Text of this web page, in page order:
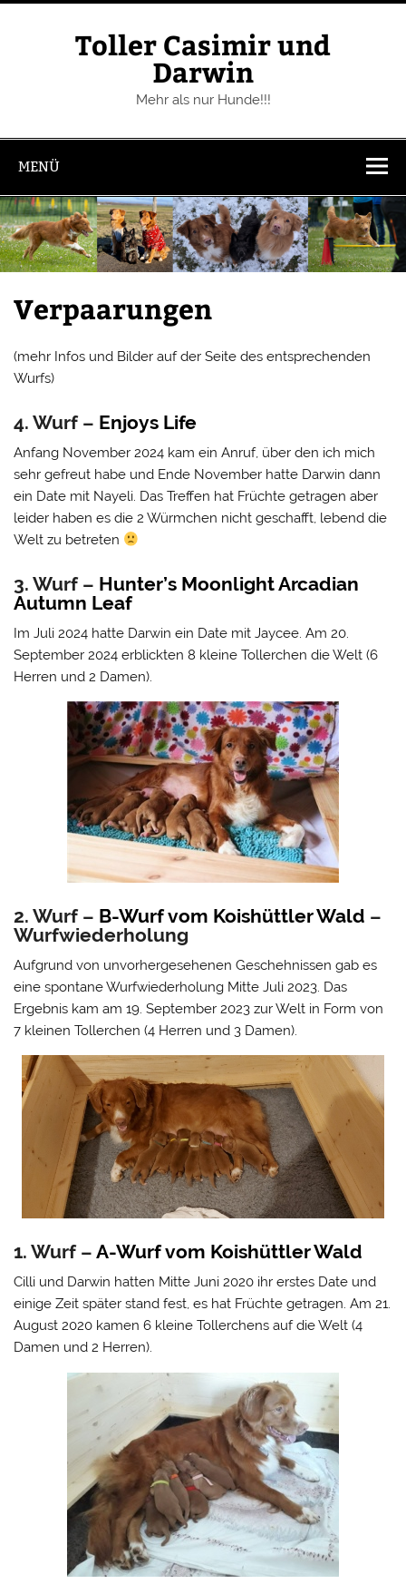
Zum
Toller Casimir und
Darwin
Mehr als nur Hunde!!!
MENÜ
Verpaarungen
(mehr Infos und Bilder auf der Seite des entsprechenden
Wurfs)
4. Wurf – Enjoys Life
Anfang November 2024 kam ein Anruf, über den ich mich
sehr gefreut habe und Ende November hatte Darwin dann
ein Date mit Nayeli. Das Treffen hat Früchte getragen aber
leider haben es die 2 Würmchen nicht geschafft, lebend die
Welt zu betreten
3. Wurf – Hunter’s Moonlight Arcadian
Autumn Leaf
Im Juli 2024 hatte Darwin ein Date mit Jaycee. Am 20.
September 2024 erblickten 8 kleine Tollerchen die Welt (6
Herren und 2 Damen).
2. Wurf – B-Wurf vom Koishüttler Wald –
Wurfwiederholung
Aufgrund von unvorhergesehenen Geschehnissen gab es
eine spontane Wurfwiederholung Mitte Juli 2023. Das
Ergebnis kam am 19. September 2023 zur Welt in Form von
7 kleinen Tollerchen (4 Herren und 3 Damen).
1. Wurf –A-Wurf vom Koishüttler Wald
Cilli und Darwin hatten Mitte Juni 2020 ihr erstes Date und
einige Zeit später stand fest, es hat Früchte getragen. Am 21.
August 2020 kamen 6 kleine Tollerchens auf die Welt (4
Damen und 2 Herren).